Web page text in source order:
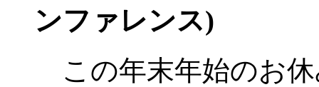
ンファレンス)
この年末年始のお